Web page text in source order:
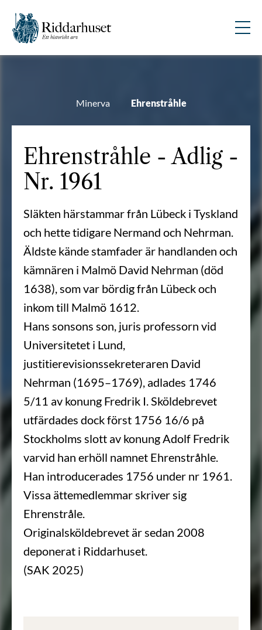
Minerva Ehrenstråhle
Ehrenstråhle - Adlig -
Nr. 1961
Släkten härstammar från Lübeck i Tyskland
och hette tidigare Nermand och Nehrman.
Äldste kände stamfader är handlanden och
kämnären i Malmö David Nehrman (död
1638), som var bördig från Lübeck och
inkom till Malmö 1612.
Hans sonsons son, juris professorn vid
Universitetet i Lund,
justitierevisionssekreteraren David
Nehrman (1695–1769), adlades 1746
5/11 av konung Fredrik I. Sköldebrevet
utfärdades dock först 1756 16/6 på
Stockholms slott av konung Adolf Fredrik
varvid han erhöll namnet Ehrenstråhle.
Han introducerades 1756 under nr 1961.
Vissa ättemedlemmar skriver sig
Ehrenstråle.
Originalsköldebrevet är sedan 2008
deponerat i Riddarhuset.
(SAK 2025)